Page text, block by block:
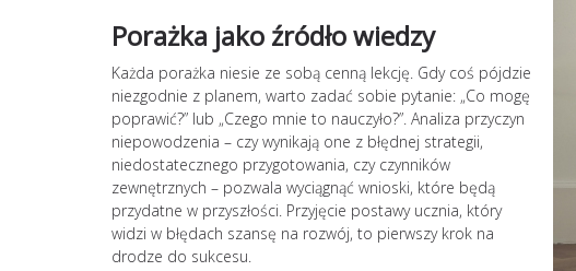
Porażka jako źródło wiedzy
Każda porażka niesie ze sobą cenną lekcję. Gdy coś pójdzie
niezgodnie z planem, warto zadać sobie pytanie: „Co mogę
poprawić?” lub „Czego mnie to nauczyło?”. Analiza przyczyn
niepowodzenia – czy wynikają one z błędnej strategii,
niedostatecznego przygotowania, czy czynników
zewnętrznych – pozwala wyciągnąć wnioski, które będą
przydatne w przyszłości. Przyjęcie postawy ucznia, który
widzi w błędach szansę na rozwój, to pierwszy krok na
drodze do sukcesu.